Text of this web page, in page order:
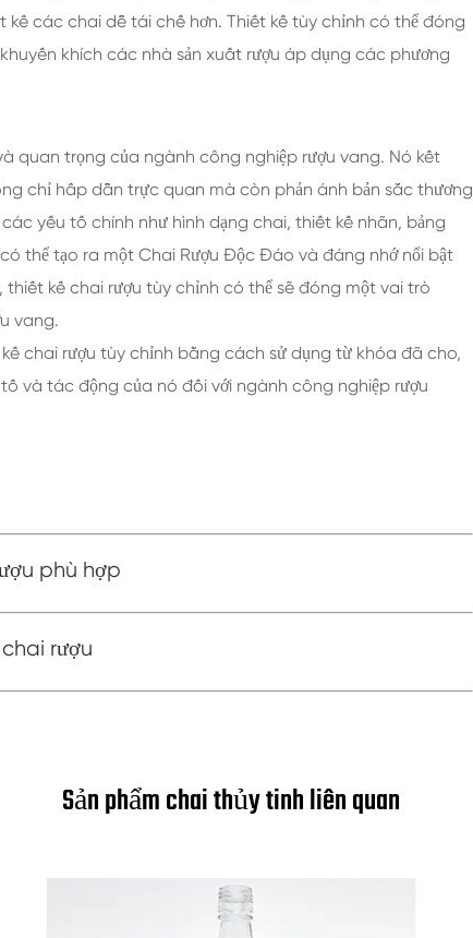
kế các chai dễ tái chế hơn. Thiết kế tùy chỉnh có thể đóng
khích các nhà sản xuất rượu áp dụng các phương
quan trọng của ngành công nghiệp rượu vang. Nó kết
chỉ hấp dẫn trực quan mà còn phản ánh bản sắc thương
yếu tố chính như hình dạng chai, thiết kế nhãn, bảng
thể tạo ra một Chai Rượu Độc Đáo và đáng nhớ nổi bật
kế chai rượu tùy chỉnh có thể sẽ đóng một vai trò
vang.
chai rượu tùy chỉnh bằng cách sử dụng từ khóa đã cho,
và tác động của nó đối với ngành công nghiệp rượu
phù hợp
rượu
Sản phẩm chai thủy tinh liên quan